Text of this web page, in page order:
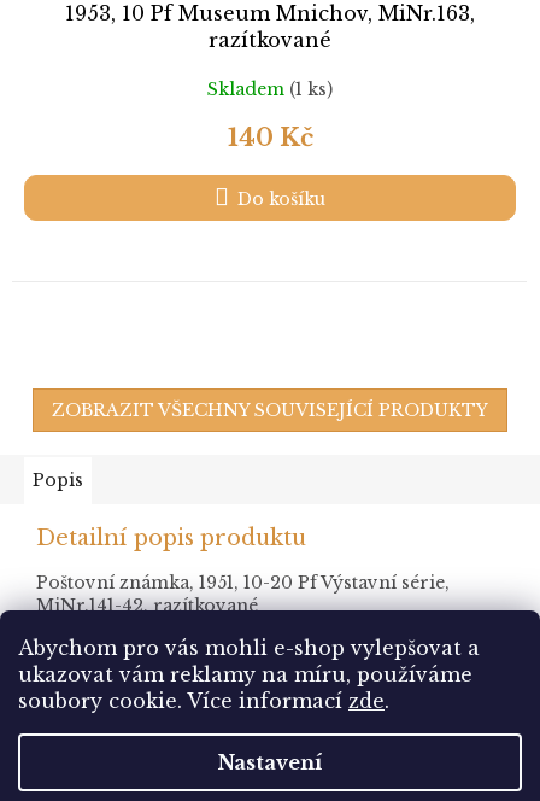
Abychom pro vás mohli e-shop vylepšovat a
ukazovat vám reklamy na míru, používáme
soubory cookie. Více informací zde.
Nastavení
1953, 10 Pf Museum Mnichov, MiNr.163,
razítkované
Skladem (1 ks)
140 Kč
Do košíku
ZOBRAZIT VŠECHNY SOUVISEJÍCÍ PRODUKTY
Popis
Detailní popis produktu
Poštovní známka, 1951, 10-20 Pf Výstavní série,
MiNr.141-42, razítkované